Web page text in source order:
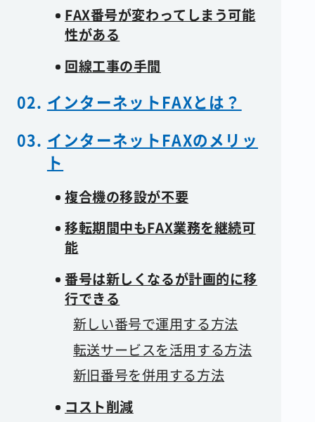
FAX番号が変わってしまう可能
性がある
回線工事の手間
インターネットFAXとは？
インターネットFAXのメリッ
ト
複合機の移設が不要
移転期間中もFAX業務を継続可
能
番号は新しくなるが計画的に移
行できる
新しい番号で運用する方法
転送サービスを活用する方法
新旧番号を併用する方法
コスト削減